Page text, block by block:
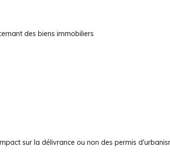
des biens immobiliers
sur la délivrance ou non des permis